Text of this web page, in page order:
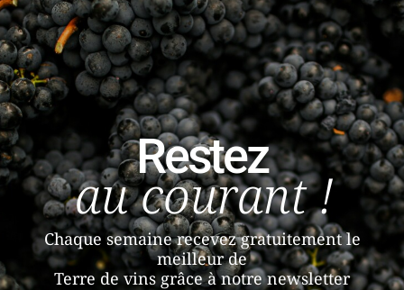
Restez
au courant !
Chaque semaine recevez gratuitement le
meilleur de
Terre de vins grâce à notre newsletter